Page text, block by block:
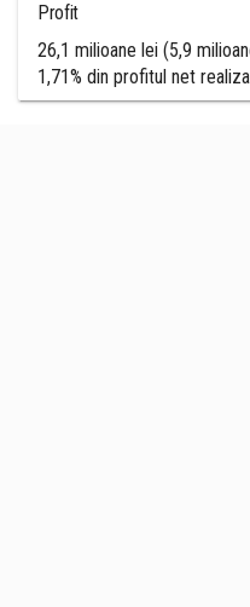
Profit
26,1 milioane lei (5,9
1,71% din profitul net